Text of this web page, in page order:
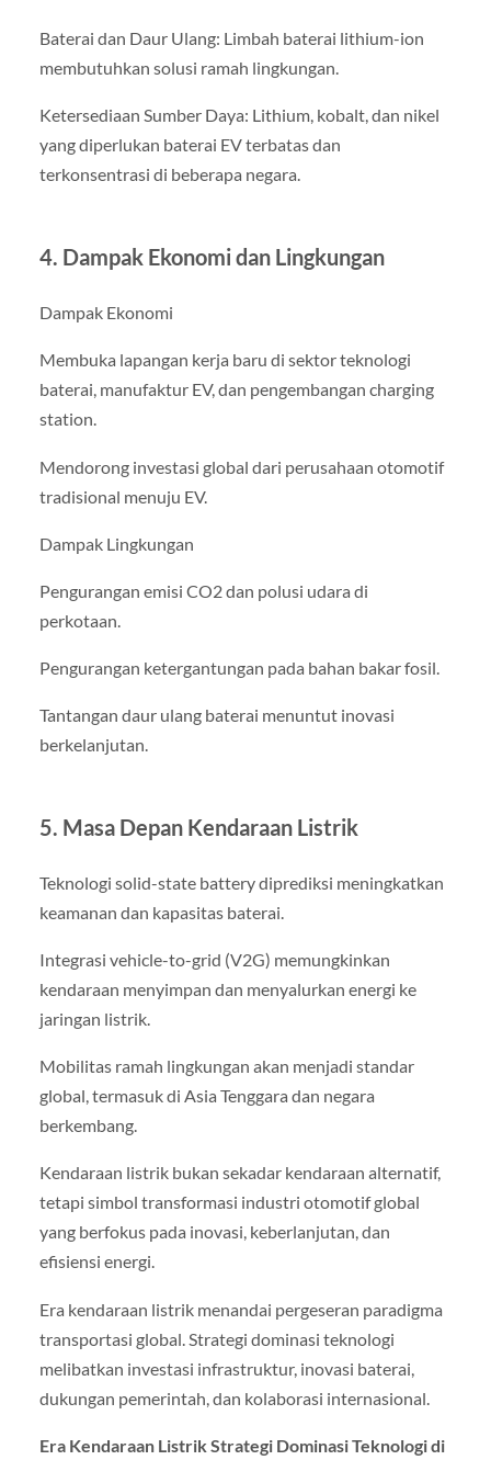
Baterai dan Daur Ulang: Limbah baterai lithium-ion
membutuhkan solusi ramah lingkungan.
Ketersediaan Sumber Daya: Lithium, kobalt, dan nikel
yang diperlukan baterai EV terbatas dan
terkonsentrasi di beberapa negara.
4. Dampak Ekonomi dan Lingkungan
Dampak Ekonomi
Membuka lapangan kerja baru di sektor teknologi
baterai, manufaktur EV, dan pengembangan charging
station.
Mendorong investasi global dari perusahaan otomotif
tradisional menuju EV.
Dampak Lingkungan
Pengurangan emisi CO2 dan polusi udara di
perkotaan.
Pengurangan ketergantungan pada bahan bakar fosil.
Tantangan daur ulang baterai menuntut inovasi
berkelanjutan.
5. Masa Depan Kendaraan Listrik
Teknologi solid-state battery diprediksi meningkatkan
keamanan dan kapasitas baterai.
Integrasi vehicle-to-grid (V2G) memungkinkan
kendaraan menyimpan dan menyalurkan energi ke
jaringan listrik.
Mobilitas ramah lingkungan akan menjadi standar
global, termasuk di Asia Tenggara dan negara
berkembang.
Kendaraan listrik bukan sekadar kendaraan alternatif,
tetapi simbol transformasi industri otomotif global
yang berfokus pada inovasi, keberlanjutan, dan
efisiensi energi.
Era kendaraan listrik menandai pergeseran paradigma
transportasi global. Strategi dominasi teknologi
melibatkan investasi infrastruktur, inovasi baterai,
dukungan pemerintah, dan kolaborasi internasional.
Era Kendaraan Listrik Strategi Dominasi Teknologi di